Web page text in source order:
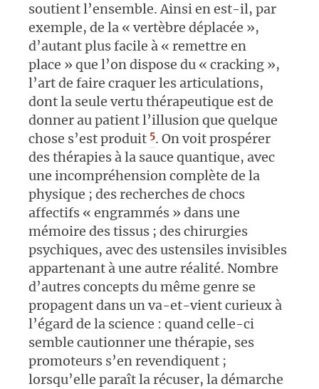
soutient l’ensemble. Ainsi en est-il, par
exemple, de la « vertèbre déplacée »,
d’autant plus facile à « remettre en
place » que l’on dispose du « cracking »,
l’art de faire craquer les articulations,
dont la seule vertu thérapeutique est de
donner au patient l’illusion que quelque
chose s’est produit 5. On voit prospérer
des thérapies à la sauce quantique, avec
une incompréhension complète de la
physique ; des recherches de chocs
affectifs « engrammés » dans une
mémoire des tissus ; des chirurgies
psychiques, avec des ustensiles invisibles
appartenant à une autre réalité. Nombre
d’autres concepts du même genre se
propagent dans un va-et-vient curieux à
l’égard de la science : quand celle-ci
semble cautionner une thérapie, ses
promoteurs s’en revendiquent ;
lorsqu’elle paraît la récuser, la démarche